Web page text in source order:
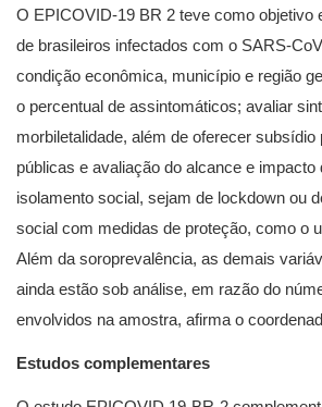
O EPICOVID-19 BR 2 teve como objetivo
de brasileiros infectados com o SARS-
condição econômica, município e região
o percentual de assintomáticos; avaliar
morbiletalidade, além de oferecer subsídio
públicas e avaliação do alcance e impacto
isolamento social, sejam de lockdown ou
social com medidas de proteção, como o
Além da soroprevalência, as demais
ainda estão sob análise, em razão do
envolvidos na amostra, afirma o
Estudos complementares